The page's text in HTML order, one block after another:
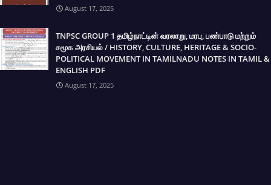
August 17, 2025
TNPSC GROUP 1 தமிழ்நாட்டின் வரலாறு, மரபு, பண்பாடு மற்றும்
சமூக அரசியல் / HISTORY, CULTURE, HERITAGE & SOCIO-
POLITICAL MOVEMENT IN TAMILNADU NOTES IN TAMIL &
ENGLISH PDF
August 17, 2025